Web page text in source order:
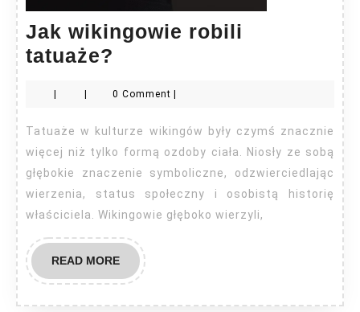
Jak wikingowie robili
tatuaże?
robili
tatuaże?
0 Comment
Tatuaże w kulturze wikingów były czymś znacznie
więcej niż tylko formą ozdoby ciała. Niosły ze sobą
głębokie znaczenie symboliczne, odzwierciedlając
wierzenia, status społeczny i osobistą historię
właściciela. Wikingowie głęboko wierzyli,
READ MOREREAD
MORE